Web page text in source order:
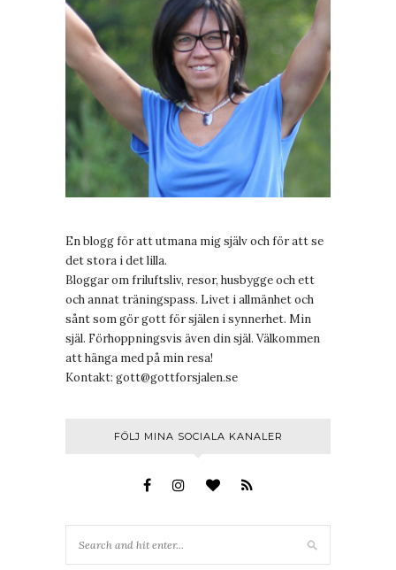
En blogg för att utmana mig själv och för att se
det stora i det lilla.
Bloggar om friluftsliv, resor, husbygge och ett
och annat träningspass. Livet i allmänhet och
sånt som gör gott för själen i synnerhet. Min
själ. Förhoppningsvis även din själ. Välkommen
att hänga med på min resa!
Kontakt: gott@gottforsjalen.se
FÖLJ MINA SOCIALA KANALER